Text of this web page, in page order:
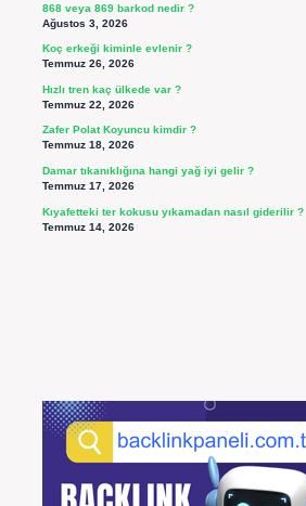
868 veya 869 barkod nedir ?
Ağustos 3, 2026
Koç erkeği kiminle evlenir ?
Temmuz 26, 2026
Hızlı tren kaç ülkede var ?
Temmuz 22, 2026
Zafer Polat Koyuncu kimdir ?
Temmuz 18, 2026
Damar tıkanıklığına hangi yağ iyi gelir ?
Temmuz 17, 2026
Kıyafetteki ter kokusu yıkamadan nasıl giderilir ?
Temmuz 14, 2026